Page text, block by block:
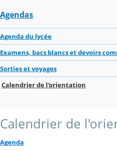
Agendas
Agenda du lycée
Examens, bacs blancs et devoirs
Sorties et voyages
Calendrier de l'orientation
Calendrier de
Agenda